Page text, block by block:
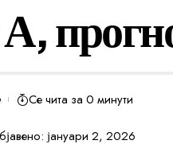
јануари 2, 2026
Се чита за 0 минути